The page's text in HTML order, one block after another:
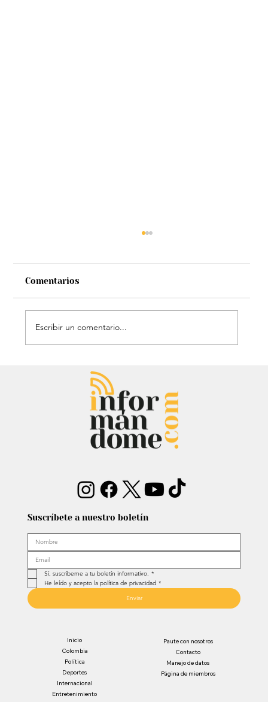
Chayanne se animó a trend viral y
dejó mensaje: “Antes de ser tu
Comentarios
Escribir un comentario...
Suscríbete a nuestro boletín
Sí, suscríbeme a tu boletín informativo. *
He leído y acepto la política de privacidad *
Enviar
Inicio
Colombia
Política
Deportes
Internacional
Entretenimiento
Paute con nosotros
Contacto
Manejo de datos
Página de miembros